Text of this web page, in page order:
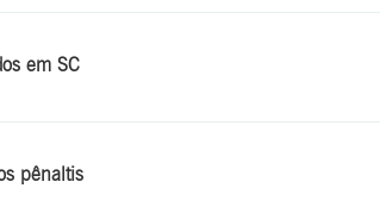
em SC
pênaltis